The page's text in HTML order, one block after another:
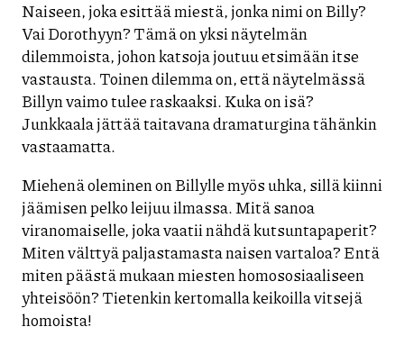
Naiseen, joka esittää miestä, jonka nimi on Billy?
Vai Dorothyyn? Tämä on yksi näytelmän
dilemmoista, johon katsoja joutuu etsimään itse
vastausta. Toinen dilemma on, että näytelmässä
Billyn vaimo tulee raskaaksi. Kuka on isä?
Junkkaala jättää taitavana dramaturgina tähänkin
vastaamatta.
Miehenä oleminen on Billylle myös uhka, sillä kiinni
jäämisen pelko leijuu ilmassa. Mitä sanoa
viranomaiselle, joka vaatii nähdä kutsuntapaperit?
Miten välttyä paljastamasta naisen vartaloa? Entä
miten päästä mukaan miesten homososiaaliseen
yhteisöön? Tietenkin kertomalla keikoilla vitsejä
homoista!